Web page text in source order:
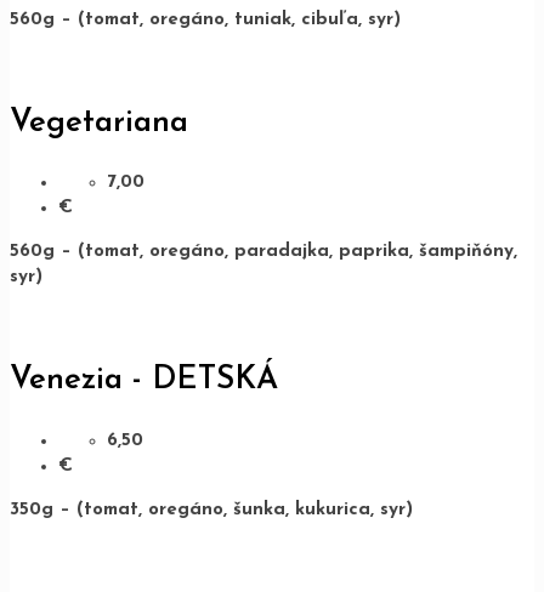
560g – (tomat, oregáno, tuniak, cibuľa, syr)
Vegetariana
7,00
€
560g – (tomat, oregáno, paradajka, paprika, šampiňóny,
syr)
Venezia - DETSKÁ
6,50
€
350g – (tomat, oregáno, šunka, kukurica, syr)